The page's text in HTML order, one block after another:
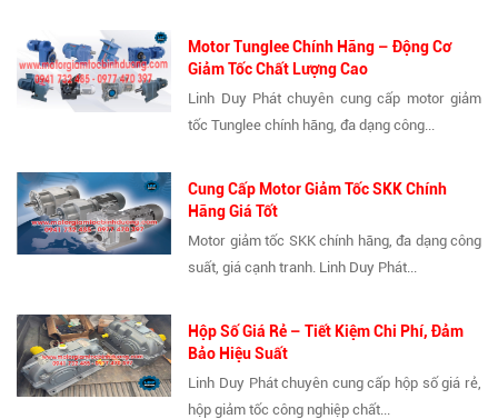
Motor Tunglee Chính Hãng – Động Cơ
Giảm Tốc Chất Lượng Cao
Linh Duy Phát chuyên cung cấp motor giảm
tốc Tunglee chính hãng, đa dạng công...
Cung Cấp Motor Giảm Tốc SKK Chính
Hãng Giá Tốt
Motor giảm tốc SKK chính hãng, đa dạng công
suất, giá cạnh tranh. Linh Duy Phát...
Hộp Số Giá Rẻ – Tiết Kiệm Chi Phí, Đảm
Bảo Hiệu Suất
Linh Duy Phát chuyên cung cấp hộp số giá rẻ,
hộp giảm tốc công nghiệp chất...